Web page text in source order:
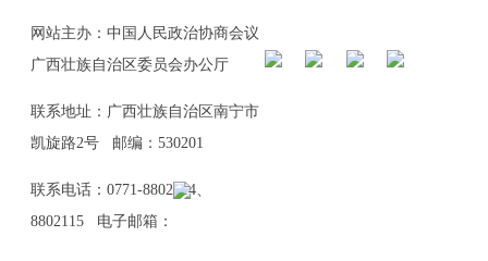
网站主办：中国人民政治协商会议
广西壮族自治区委员会办公厅
联系地址：广西壮族自治区南宁市
凯旋路2号 邮编：530201
联系电话：0771-8802114、
8802115 电子邮箱：